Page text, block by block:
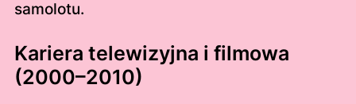
samolotu.
Kariera telewizyjna i filmowa
(2000–2010)